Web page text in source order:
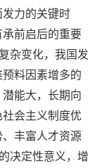
力的关键时
前启后的重要
杂变化，我国发
料因素增多的
能大，长期向
会主义制度优
丰富人才资源
决定性意义，增